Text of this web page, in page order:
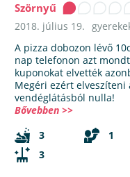
Szörnyű
2018. július 19.
A pizza dobozon lévő
nap telefonon azt
kuponokat elvették
Megéri ezért elveszíteni
vendéglátásból nulla!
Bővebben >>
3
1
3